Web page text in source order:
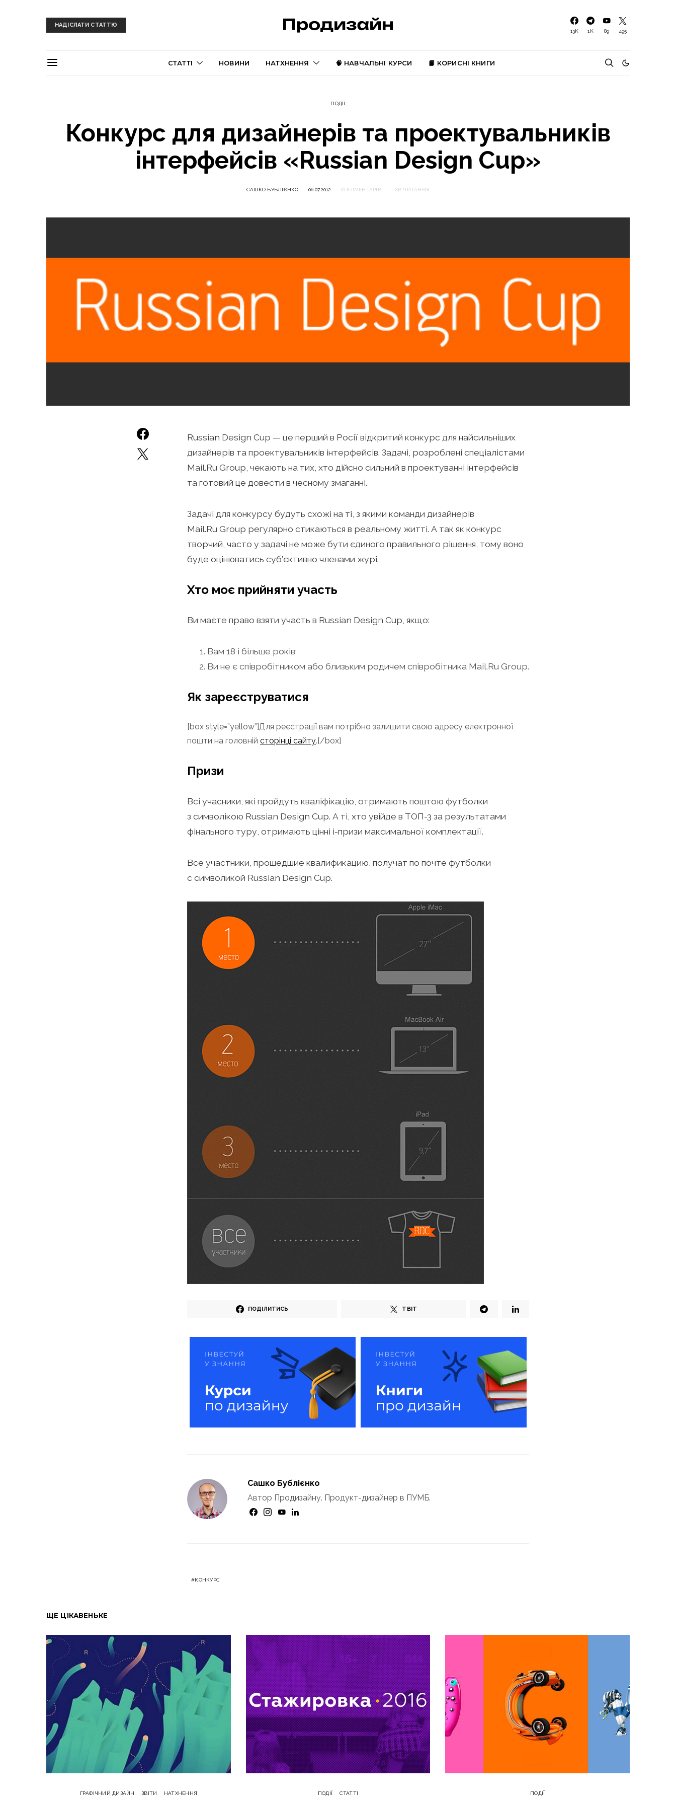
НАДІСЛАТИ СТАТТЮ
13K 1K 89 495
СТАТТІ НОВИНИ НАТХНЕННЯ 🧠 НАВЧАЛЬНІ КУРСИ 📙 КОРИСНІ КНИГИ
ПОДІЇ
Конкурс для дизайнерів та проектувальників
інтерфейсів «Russian Design Cup»
САШКО БУБЛІЄНКО 06.07.2012 10 КОМЕНТАРІВ 1 ХВ ЧИТАННЯ
Russian Design Cup — це перший в Росії відкритий конкурс для найсильніших
дизайнерів та проектувальників інтерфейсів. Задачі, розроблені спеціалістами
Mail.Ru Group, чекають на тих, хто дійсно сильний в проектуванні інтерфейсів
та готовий це довести в чесному змаганні.
Задачі для конкурсу будуть схожі на ті, з якими команди дизайнерів
Mail.Ru Group регулярно стикаються в реальному житті. А так як конкурс
творчий, часто у задачі не може бути єдиного правильного рішення, тому воно
буде оцінюватись суб’єктивно членами журі.
Хто моє прийняти участь
Ви маєте право взяти участь в Russian Design Cup, якщо:
Вам 18 і більше років;
Ви не є співробітником або близьким родичем співробітника Mail.Ru Group.
Як зареєструватися
[box style=”yellow”]Для реєстрації вам потрібно залишити свою адресу електронної
пошти на головній сторінці сайту.[/box]
Призи
Всі учасники, які пройдуть кваліфікацію, отримають поштою футболки
з символікою Russian Design Cup. А ті, хто увійде в ТОП-3 за результатами
фінального туру, отримають цінні і-призи максимальної комплектації.
Все участники, прошедшие квалификацию, получат по почте футболки
с символикой Russian Design Cup.
ПОДІЛИТИСЬ ТВІТ
Сашко Бублієнко
Автор Продизайну. Продукт-дизайнер в ПУМБ.
КОНКУРС
ЩЕ ЦІКАВЕНЬКЕ
ГРАФІЧНИЙ ДИЗАЙН ЗВІТИ НАТХНЕННЯ ПОДІЇ СТАТТІ ПОДІЇ